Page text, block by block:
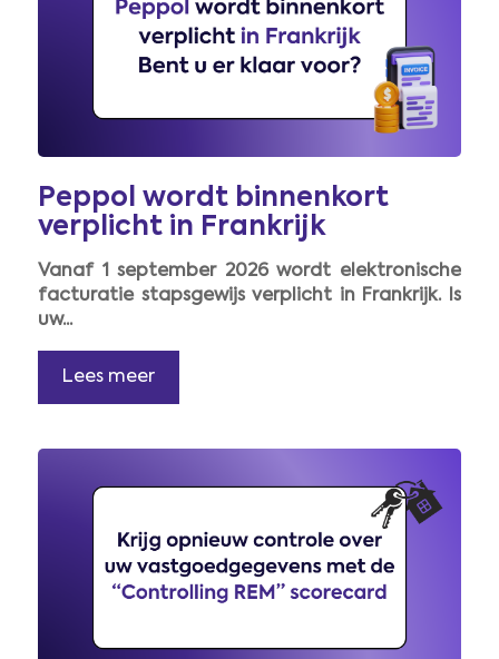
Peppol wordt binnenkort
verplicht in Frankrijk
Vanaf 1 september 2026 wordt elektronische
facturatie stapsgewijs verplicht in Frankrijk. Is
uw...
Lees meer